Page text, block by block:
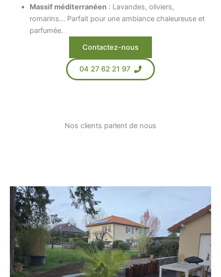
Massif méditerranéen : Lavandes, oliviers,
romarins… Parfait pour une ambiance chaleureuse et
parfumée.
Contactez-nous
04 27 62 21 97
Nos clients parlent de nous